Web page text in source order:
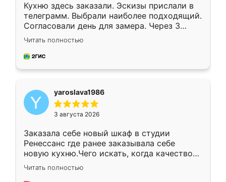
Кухню здесь заказали. Эскизы прислали в
телеграмм. Выбрали наиболее подходящий.
Согласовали день для замера. Через 3
недели кухня была уже готова. Остались
довольны работой. Спасибо Ренессанс
мебель за качественную работу!
Читать полностью
yaroslava1986
3 августа 2026
Заказала себе новый шкаф в студии
Ренессанс где ранее заказывала себе
новую кухню.Чего искать, когда качеством
вполне довольна. Служит кухня уже почти
два года, нареканий нет.
Читать полностью